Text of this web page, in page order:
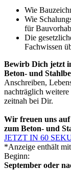
Wie
Wie
für
Die
Fachwissen
Bewirb Dich jetzt
Beton- und
Anschreiben,
nachträglich
zeitnah bei Dir.
Wir freuen uns
zum Beton- und
JETZT IN 60
*Anzeige enthält
Beginn:
September oder